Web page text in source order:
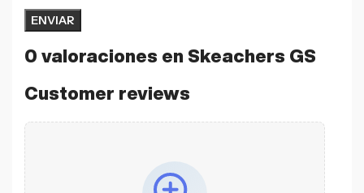
0 valoraciones en Skeachers GS
Customer reviews